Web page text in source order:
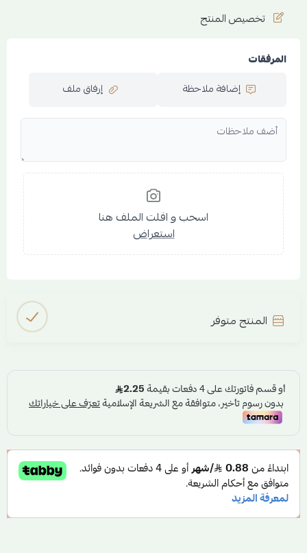
الاوركيد -الفريزيا
الخوخ
الشكولاتة
تخصيص المنتج
المرفقات
إضافة ملاحظة
إرفاق ملف
اسحب و افلت الملف هنا
استعراض
المنتج متوفر